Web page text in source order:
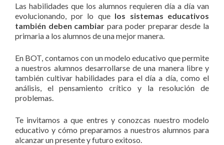
Las habilidades que los alumnos requieren día a día van
evolucionando, por lo que los sistemas educativos
también deben cambiar para poder preparar desde la
primaria a los alumnos de una mejor manera.
En BOT, contamos con un modelo educativo que permite
a nuestros alumnos desarrollarse de una manera libre y
también cultivar habilidades para el día a día, como el
análisis, el pensamiento crítico y la resolución de
problemas.
Te invitamos a que entres y conozcas nuestro modelo
educativo y cómo preparamos a nuestros alumnos para
alcanzar un presente y futuro exitoso.